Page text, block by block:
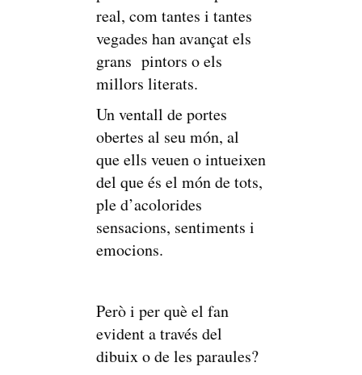
real, com tantes i tantes
vegades han avançat els
grans pintors o els
millors literats.
Un ventall de portes
obertes al seu món, al
que ells veuen o intueixen
del que és el món de tots,
ple d’acolorides
sensacions, sentiments i
emocions.
Però i per què el fan
evident a través del
dibuix o de les paraules?